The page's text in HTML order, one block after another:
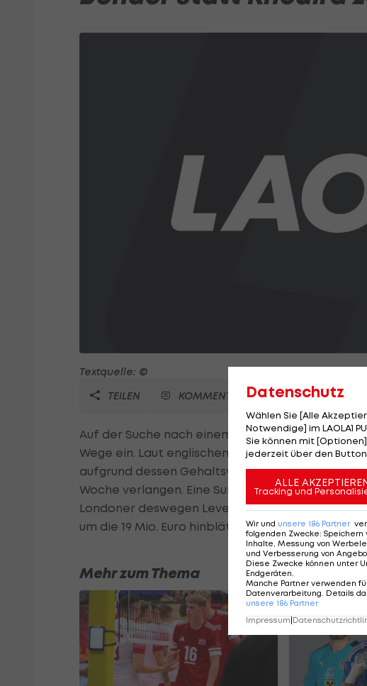
Textquelle: ©
TEILEN
KOMMENTARE
Auf der Suche nach einem defensiven
Wege ein. Laut englischen Medienberichten
aufgrund dessen Gehaltsvorstellungen in weite
Woche verlangen. Eine Summe, die Arsenal
Londoner deswegen Leverkusens Lars Bender
um die 19 Mio. Euro hinblättern.
Mehr zum Thema
Datenschutz
Wählen Sie [Alle
Notwendige] im LAOLA1
Sie können mit
jederzeit über den Button
ALLE
Tracking und
Wir und unsere 186 Partner
folgenden Zwecke: Speichern
Inhalte, Messung von
und Verbesserung von
Diese Zwecke können unter
Endgeräten
Manche Partner verwenden
Datenverarbeitung. Details
unsere 186 Partner
Impressum|